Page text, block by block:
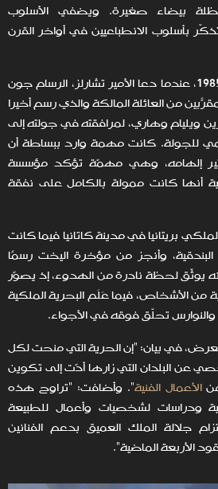
بيضاء صغيرة. ويضفي الأسلوب
بأسلوب الانطباعيين في أواخر القرن
وُلد هذا التقليد في عام 1985، عندما دعا الأمير تشارلز، الرسام جون
من العائلة المالكة والذي رسم أخيرًا
ويليام وهاري، لمرافقته في جولته إلى
للجولة. كانت مهمة وارد ببساطة أن
إلهامه، وهي مهمّة تؤكد مؤسسة
أنها كانت ممولة بالكامل على نفقة
بريتانيا في مدينة كاتانيا فيما كانت
وأنجز من مؤخرة اليخت رسمًا
يوثّق لحظة نادرة من الهدوء، إذ يصوّر
من الأشخاص، فيما عَلَم البحرية الملكية
تحلّق فوقه في الأجواء.
في بيان: "إن الحرية التي مُنحت لكل
عن البلدان التي زارها أدّت إلى تكوين
الأعمال الفنية". وأضافت: "تراوح هذه
ودراسات لشخصيات وأعمال للطبيعة
جلالة الملك العميق بدعم الفنانين
الأربعة الماضية".